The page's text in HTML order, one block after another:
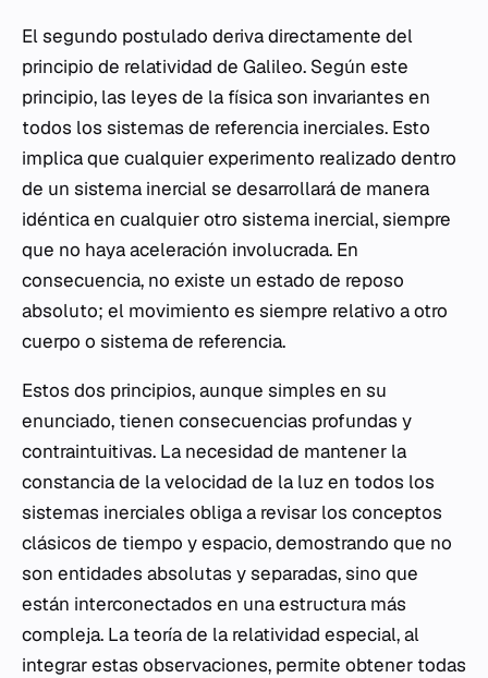
El segundo postulado deriva directamente del
principio de relatividad de Galileo. Según este
principio, las leyes de la física son invariantes en
todos los sistemas de referencia inerciales. Esto
implica que cualquier experimento realizado dentro
de un sistema inercial se desarrollará de manera
idéntica en cualquier otro sistema inercial, siempre
que no haya aceleración involucrada. En
consecuencia, no existe un estado de reposo
absoluto; el movimiento es siempre relativo a otro
cuerpo o sistema de referencia.
Estos dos principios, aunque simples en su
enunciado, tienen consecuencias profundas y
contraintuitivas. La necesidad de mantener la
constancia de la velocidad de la luz en todos los
sistemas inerciales obliga a revisar los conceptos
clásicos de tiempo y espacio, demostrando que no
son entidades absolutas y separadas, sino que
están interconectados en una estructura más
compleja. La teoría de la relatividad especial, al
integrar estas observaciones, permite obtener todas